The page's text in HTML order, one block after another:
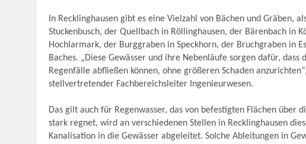
In Recklinghausen gibt es eine Vielzahl von Bächen und Gräben,
Stuckenbusch, der Quellbach in Röllinghausen, der Bärenbach in
Hochlarmark, der Burggraben in Speckhorn, der Bruchgraben in
Baches. „Diese Gewässer und ihre Nebenläufe sorgen dafür,
Regenfälle abfließen können, ohne größeren Schaden
stellvertretender Fachbereichsleiter Ingenieurwesen.
Das gilt auch für Regenwasser, das von befestigten Flächen über
stark regnet, wird an verschiedenen Stellen in Recklinghausen
Kanalisation in die Gewässer abgeleitet. Solche Ableitungen in